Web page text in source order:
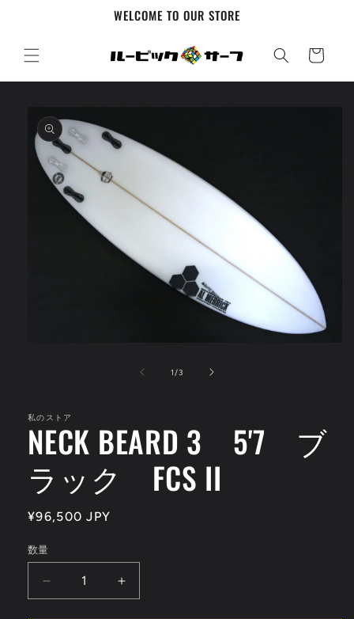
WELCOME TO OUR STORE
ー
報にス
キップ
メ
デ
ィ
(1)
く
1/の3
私のストア
NECK BEARD 3 5'7 ブ
ラック FCS II
通
価
¥96,500 JPY
数量
NECK
BEARD
NECK
BEARD